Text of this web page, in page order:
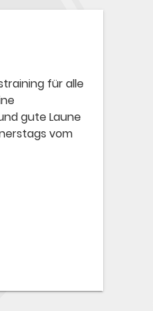
für alle
gute Laune
vom